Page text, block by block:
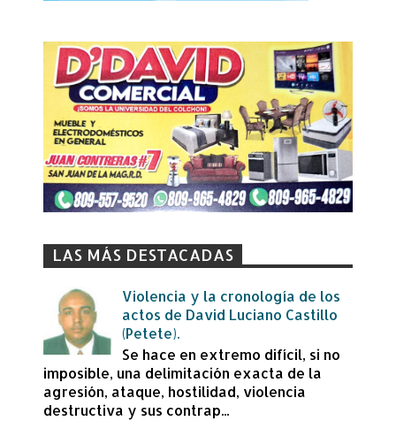
LAS MÁS DESTACADAS
Violencia y la cronología de los
actos de David Luciano Castillo
(Petete).
Se hace en extremo difícil, si no
imposible, una delimitación exacta de la
agresión, ataque, hostilidad, violencia
destructiva y sus contrap...